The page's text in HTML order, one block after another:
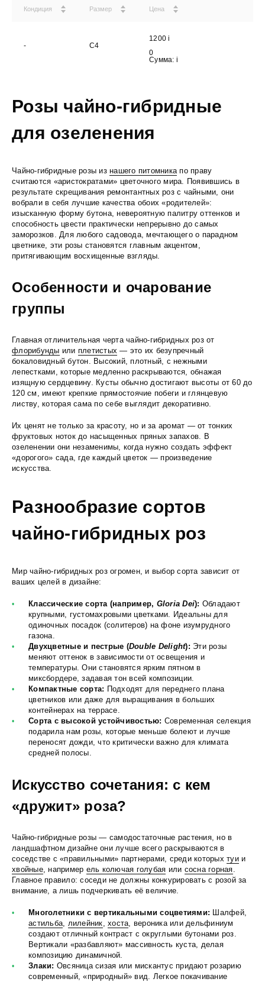
Кондиция Размер Цена
- С4
1200i
0
Сумма: i
Розы чайно-гибридные
для озеленения
Чайно-гибридные розы изнашего питомника по праву
считаются «аристократами» цветочного мира. Появившись в
результате скрещивания ремонтантных роз с чайными, они
вобрали в себя лучшие качества обоих «родителей»:
изысканную форму бутона, невероятную палитру оттенков и
способность цвести практически непрерывно до самых
заморозков. Для любого садовода, мечтающего о парадном
цветнике, эти розы становятся главным акцентом,
притягивающим восхищенные взгляды.
Особенности и очарование
группы
Главная отличительная черта чайно-гибридных роз от
флорибунды или плетистых — это их безупречный
бокаловидный бутон. Высокий, плотный, с нежными
лепестками, которые медленно раскрываются, обнажая
изящную сердцевину. Кусты обычно достигают высоты от 60 до
120 см, имеют крепкие прямостоячие побеги и глянцевую
листву, которая сама по себе выглядит декоративно.
Их ценят не только за красоту, но и за аромат — от тонких
фруктовых ноток до насыщенных пряных запахов. В
озеленении они незаменимы, когда нужно создать эффект
«дорогого» сада, где каждый цветок — произведение
искусства.
Разнообразие сортов
чайно-гибридных роз
Мир чайно-гибридных роз огромен, и выбор сорта зависит от
ваших целей в дизайне:
Классические сорта (например, Gloria Dei): Обладают
крупными, густомахровыми цветками. Идеальны для
одиночных посадок (солитеров) на фоне изумрудного
газона.
Двухцветные и пестрые (Double Delight): Эти розы
меняют оттенок в зависимости от освещения и
температуры. Они становятся ярким пятном в
миксбордере, задавая тон всей композиции.
Компактные сорта: Подходят для переднего плана
цветников или даже для выращивания в больших
контейнерах на террасе.
Сорта с высокой устойчивостью: Современная селекция
подарила нам розы, которые меньше болеют и лучше
переносят дожди, что критически важно для климата
средней полосы.
Искусство сочетания: с кем
«дружит» роза?
Чайно-гибридные розы — самодостаточные растения, но в
ландшафтном дизайне они лучше всего раскрываются в
соседстве с «правильными» партнерами, среди которыхтуии
хвойные, например ель колючая голубая или сосна горная.
Главное правило: соседи не должны конкурировать с розой за
внимание, а лишь подчеркивать её величие.
Многолетники с вертикальными соцветиями: Шалфей,
астильба, лилейник,хоста, вероника или дельфиниум
создают отличный контраст с округлыми бутонами роз.
Вертикали «разбавляют» массивность куста, делая
композицию динамичной.
Злаки: Овсяница сизая или мискантус придают розарию
современный, «природный» вид. Легкое покачивание